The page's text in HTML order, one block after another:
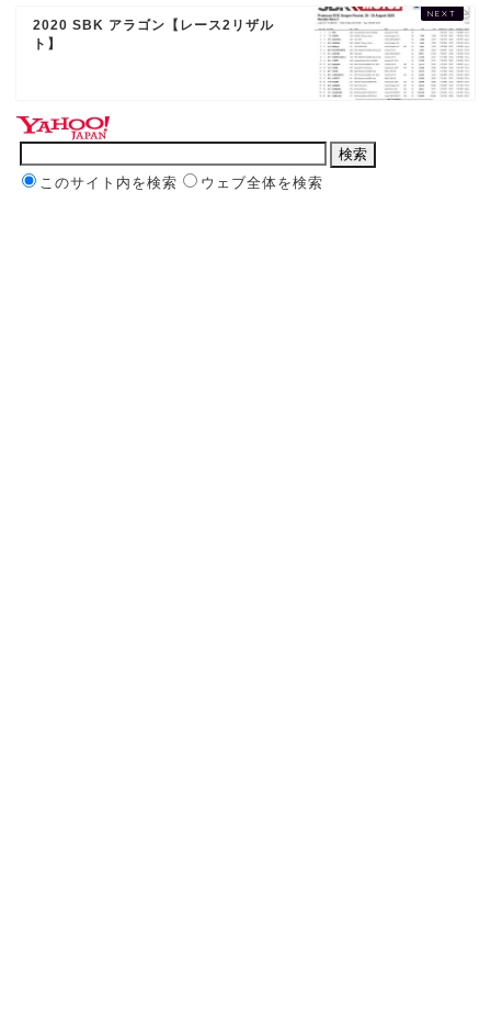
2020 SBK アラゴン【レース2リザル
ト】
このサイト内を検索 ウェブ全体を検索